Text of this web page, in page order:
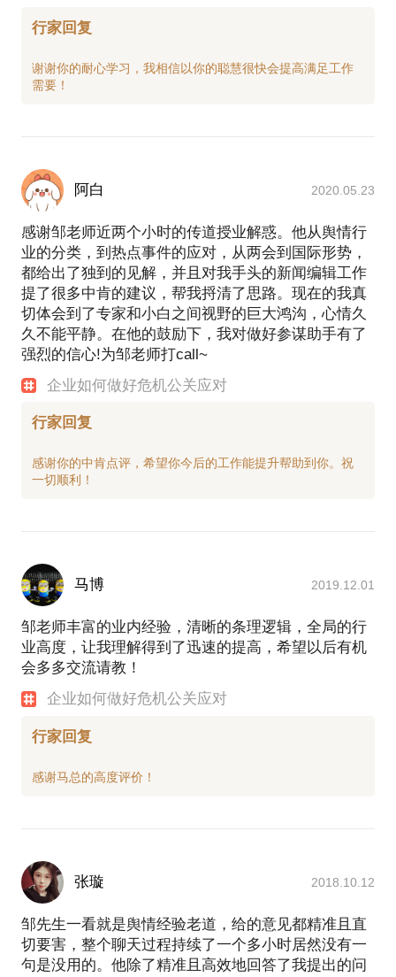
行家回复
谢谢你的耐心学习，我相信以你的聪慧很快会提高满足工作
阿白 2020.05.23
感谢邹老师近两个小时的传道授业解惑。他从舆情行
业的分类，到热点事件的应对，从两会到国际形势，
都给出了独到的见解，并且对我手头的新闻编辑工作
提了很多中肯的建议，帮我捋清了思路。现在的我真
切体会到了专家和小白之间视野的巨大鸿沟，心情久
久不能平静。在他的鼓励下，我对做好参谋助手有了
强烈的信心!为邹老师打call~
企业如何做好危机公关应对
行家回复
感谢你的中肯点评，希望你今后的工作能提升帮助到你。祝
马博 2019.12.01
邹老师丰富的业内经验，清晰的条理逻辑，全局的行
业高度，让我理解得到了迅速的提高，希望以后有机
会多多交流请教！
企业如何做好危机公关应对
行家回复
张璇 2018.10.12
邹先生一看就是舆情经验老道，给的意见都精准且直
切要害，整个聊天过程持续了一个多小时居然没有一
句是没用的。他除了精准且高效地回答了我提出的问